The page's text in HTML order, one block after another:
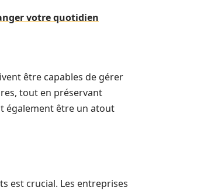
votre quotidien
être capables de gérer
tout en préservant
également être un atout
est crucial. Les entreprises